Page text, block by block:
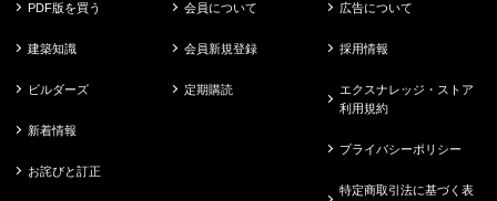
PDF版を買う
建築知識
ビルダーズ
新着情報
お詫びと訂正
会員について
会員新規登録
定期購読
広告について
採用情報
エクスナレッジ・ストア
利用規約
プライバシーポリシー
特定商取引法に基づく表